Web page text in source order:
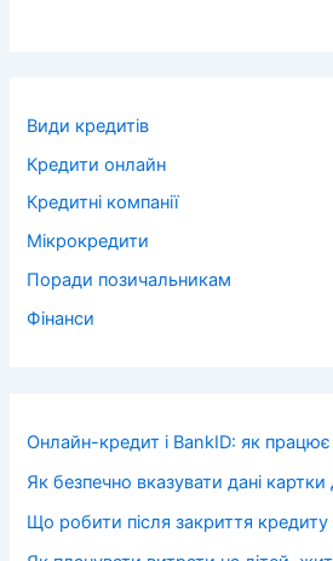
Види кредитів
Кредити онлайн
Кредитні компанії
Мікрокредити
Поради позичальникам
Фінанси
Онлайн-кредит і BankID: як
Як безпечно вказувати дані
Що робити після закриття